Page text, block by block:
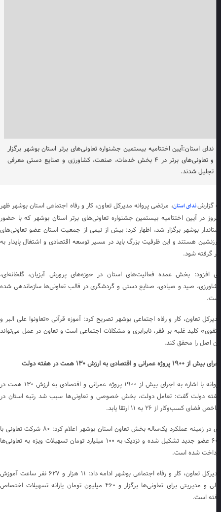
ندای استان:آیین اختتامیه بیستمین جشنواره تعاونی‌های برتر استان بوشهر برگزار
و تعاونی‌های برتر در ۴ بخش خدمات، صنعت، کشاورزی و صنایع دستی معرفی
تجلیل شدند.
گزارشندای استان، مرتضی پروانه مدیرکل تعاون، کار و رفاه اجتماعی استان بوشهر ظهر
در آیین اختتامیه بیستمین جشنواره تعاونی‌های برتر استان بوشهر که با حضور
بوشهر برگزار شد، اظهار کرد: بیش از نیمی از جمعیت استان عضو تعاونی‌های
هستند و این ظرفیت بزرگ باید در مسیر توسعه اقتصادی و اشتغال پایدار به
گرفته شود.
افزود: بخش عمده فعالیت‌های استان در حوزه‌های پرورش آبزیان، گلخانه‌ای،
صید و صیادی، صنایع دستی و گردشگری در قالب تعاونی‌ها سازماندهی شده
تعاون، کار و رفاه اجتماعی بوشهر تصریح کرد: آموزه قرآنی «تعاونوا علی البر و
کلید غلبه بر فقر، نابرابری و مشکلات اجتماعی است و تعاون در عمل می‌تواند
اصل را محقق کند.
پروژه عمرانی و اقتصادی به ارزش ۱۳۰ همت در هفته دولت
پروانه با اشاره به اجرای بیش از ۱۹۰۰ پروژه عمرانی و اقتصادی به ارزش ۱۳۰ همت در
دولت گفت: تعامل دولت، بخش خصوصی و تعاونی‌ها سبب شد رتبه استان در
فضای کسب‌وکار از ۲۶ به ۱۱ ارتقا یابد.
وی در زمینه عملکرد یک‌ساله بخش تعاون استان بوشهر اعلام کرد: ۸۰ شرکت تعاونی با
۶۰۰ عضو جدید تشکیل شده و نزدیک به ۱۰۰ میلیارد تومان تسهیلات ویژه به تعاونی‌ها
شده است.
مدیرکل تعاون، کار و رفاه اجتماعی بوشهر ادامه داد: ۱۱ هزار و ۶۲۷ نفر ساعت آموزش
مالی و مدیریتی برای تعاونی‌ها برگزار و ۴۶۰ میلیون تومان یارانه تسهیلات اختصاص
است.